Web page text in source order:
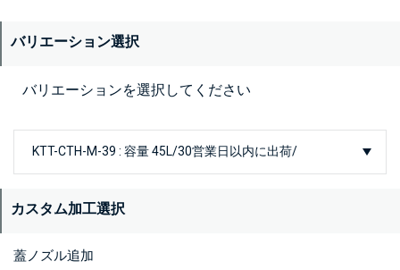
バリエーション選択
バリエーションを選択してください
カスタム加工選択
蓋ノズル追加